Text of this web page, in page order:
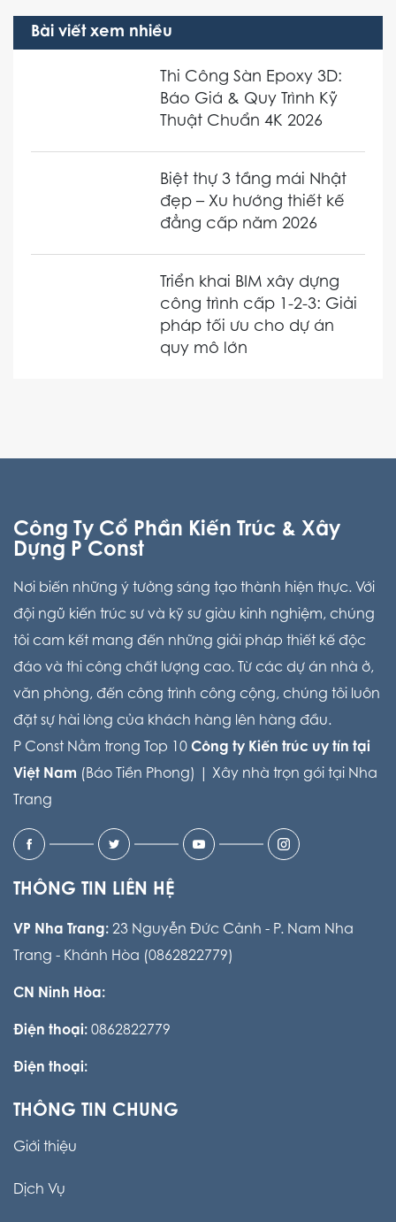
Bài viết xem nhiều
Thi Công Sàn Epoxy 3D:
Báo Giá & Quy Trình Kỹ
Thuật Chuẩn 4K 2026
Biệt thự 3 tầng mái Nhật
đẹp – Xu hướng thiết kế
đẳng cấp năm 2026
Triển khai BIM xây dựng
công trình cấp 1-2-3: Giải
pháp tối ưu cho dự án
quy mô lớn
Công Ty Cổ Phần Kiến Trúc & Xây
Dựng P Const
Nơi biến những ý tưởng sáng tạo thành hiện thực. Với
đội ngũ kiến trúc sư và kỹ sư giàu kinh nghiệm, chúng
tôi cam kết mang đến những giải pháp thiết kế độc
đáo và thi công chất lượng cao. Từ các dự án nhà ở,
văn phòng, đến công trình công cộng, chúng tôi luôn
đặt sự hài lòng của khách hàng lên hàng đầu.
P Const Nằm trong Top 10 Công ty Kiến trúc uy tín tại
Việt Nam (Báo Tiền Phong) | Xây nhà trọn gói tại Nha
Trang
THÔNG TIN LIÊN HỆ
VP Nha Trang: 23 Nguyễn Đức Cảnh - P. Nam Nha
Trang - Khánh Hòa (0862822779)
CN Ninh Hòa:
Điện thoại: 0862822779
Điện thoại:
THÔNG TIN CHUNG
Giới thiệu
Dịch Vụ